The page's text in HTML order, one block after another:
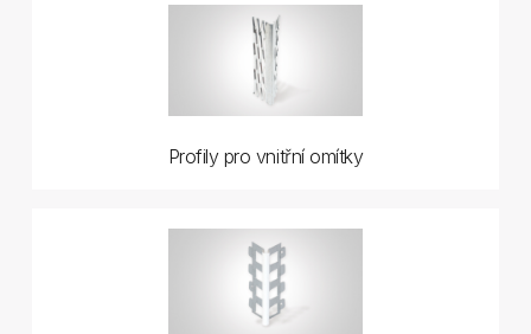
Profily pro vnitřní omítky